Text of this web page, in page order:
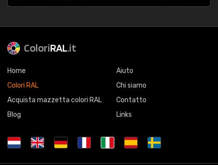
ColoriRAL.it
Home
Colori RAL
Acquista mazzetta colori RAL
Blog
Aiuto
Chi siamo
Contatto
Links